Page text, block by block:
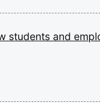
students and